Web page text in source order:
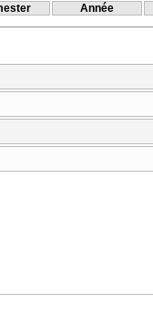
Année